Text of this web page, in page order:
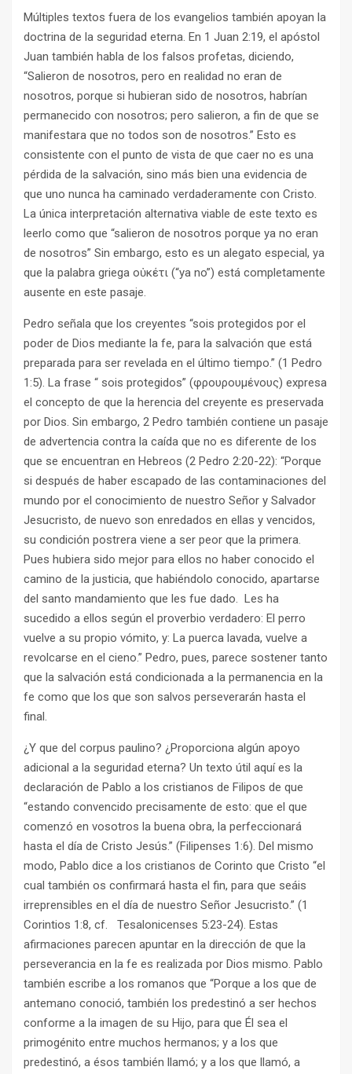
Múltiples textos fuera de los evangelios también apoyan la
doctrina de la seguridad eterna. En 1 Juan 2:19, el apóstol
Juan también habla de los falsos profetas, diciendo,
“Salieron de nosotros, pero en realidad no eran de
nosotros, porque si hubieran sido de nosotros, habrían
permanecido con nosotros; pero salieron, a fin de que se
manifestara que no todos son de nosotros.” Esto es
consistente con el punto de vista de que caer no es una
pérdida de la salvación, sino más bien una evidencia de
que uno nunca ha caminado verdaderamente con Cristo.
La única interpretación alternativa viable de este texto es
leerlo como que “salieron de nosotros porque ya no eran
de nosotros” Sin embargo, esto es un alegato especial, ya
que la palabra griega οὐκέτι (“ya no”) está completamente
ausente en este pasaje.
Pedro señala que los creyentes “sois protegidos por el
poder de Dios mediante la fe, para la salvación que está
preparada para ser revelada en el último tiempo.” (1 Pedro
1:5). La frase “ sois protegidos” (φρουρουμένους) expresa
el concepto de que la herencia del creyente es preservada
por Dios. Sin embargo, 2 Pedro también contiene un pasaje
de advertencia contra la caída que no es diferente de los
que se encuentran en Hebreos (2 Pedro 2:20-22): “Porque
si después de haber escapado de las contaminaciones del
mundo por el conocimiento de nuestro Señor y Salvador
Jesucristo, de nuevo son enredados en ellas y vencidos,
su condición postrera viene a ser peor que la primera.
Pues hubiera sido mejor para ellos no haber conocido el
camino de la justicia, que habiéndolo conocido, apartarse
del santo mandamiento que les fue dado. Les ha
sucedido a ellos según el proverbio verdadero: El perro
vuelve a su propio vómito, y: La puerca lavada, vuelve a
revolcarse en el cieno.” Pedro, pues, parece sostener tanto
que la salvación está condicionada a la permanencia en la
fe como que los que son salvos perseverarán hasta el
final.
¿Y que del corpus paulino? ¿Proporciona algún apoyo
adicional a la seguridad eterna? Un texto útil aquí es la
declaración de Pablo a los cristianos de Filipos de que
“estando convencido precisamente de esto: que el que
comenzó en vosotros la buena obra, la perfeccionará
hasta el día de Cristo Jesús.” (Filipenses 1:6). Del mismo
modo, Pablo dice a los cristianos de Corinto que Cristo “el
cual también os confirmará hasta el fin, para que seáis
irreprensibles en el día de nuestro Señor Jesucristo.” (1
Corintios 1:8, cf. Tesalonicenses 5:23-24). Estas
afirmaciones parecen apuntar en la dirección de que la
perseverancia en la fe es realizada por Dios mismo. Pablo
también escribe a los romanos que “Porque a los que de
antemano conoció, también los predestinó a ser hechos
conforme a la imagen de su Hijo, para que Él sea el
primogénito entre muchos hermanos; y a los que
predestinó, a ésos también llamó; y a los que llamó, a